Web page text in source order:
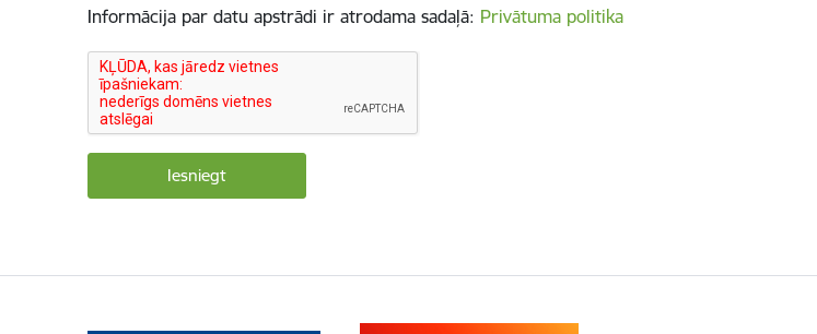
Informācija par datu apstrādi ir atrodama sadaļā: Privātuma politika